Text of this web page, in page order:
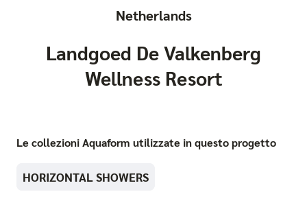
Netherlands
Landgoed De Valkenberg
Wellness Resort
Le collezioni Aquaform utilizzate in questo progetto
HORIZONTAL SHOWERS